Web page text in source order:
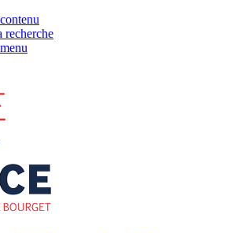
recherche